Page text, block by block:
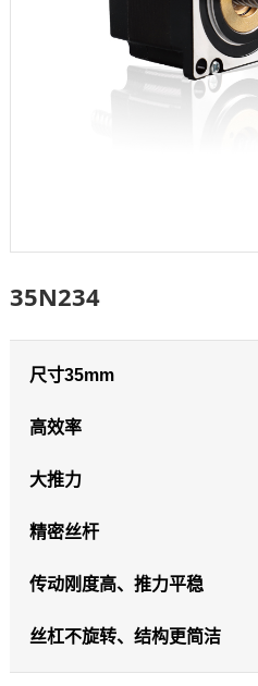
35N234
尺寸35mm
高效率
大推力
精密丝杆
传动刚度高、推力平稳
丝杠不旋转、结构更简洁